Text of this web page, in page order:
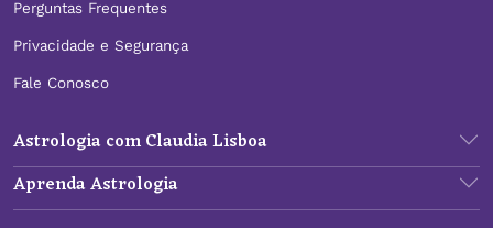
Perguntas Frequentes
Privacidade e Segurança
Fale Conosco
Astrologia com Claudia Lisboa
Aprenda Astrologia